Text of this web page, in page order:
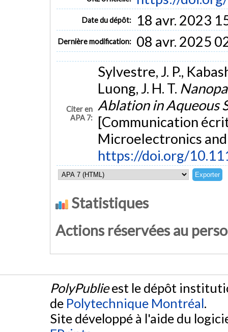
Date du dépôt: 18 avr. 2023
Dernière modification: 08 avr. 2025
Citer en
APA 7:
Sylvestre, J. P.,
Luong, J. H. T.
Ablation in Aqueous
[Communication
Microelectronics
https://doi.org/
Statistiques
Actions réservées au
PolyPublieest le dépôt
de Polytechnique Montréal.
Site développé à l'aide du